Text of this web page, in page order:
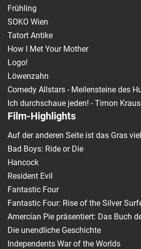
Frühling
SOKO Wien
Tatort Antike
How I Met Your Mother
Logo!
Löwenzahn
Comedy Allstars - Meilensteine des
Ich durchschaue jeden! - Timon
Film-Highlights
Auf der anderen Seite ist das Gras
Bad Boys: Ride or Die
Hancock
Resident Evil
Fantastic Four
Fantastic Four: Rise of the Silver
Amercian Pie präsentiert: Das Buch
Die unendliche Geschichte
Independents War of the Worlds